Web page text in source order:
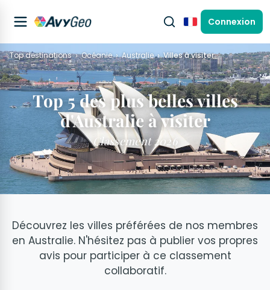
FrançaisConnexion
Top destinations Océanie Australie Villes à visiter
Top 5 des plus belles villes
d'Australie à visiter
Classement 2026
Découvrez les villes préférées de nos membres
en Australie. N'hésitez pas à publier vos propres
avis pour participer à ce classement
collaboratif.